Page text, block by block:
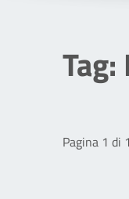
Tag:
Pagina 1 di 1